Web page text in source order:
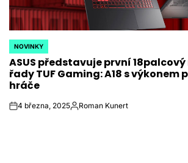
POSTED
IN
NOVINKY
ASUS představuje první
řady TUF Gaming: A18 s výkonem
hráče
on4 března, 2025AutorRoman Kunert